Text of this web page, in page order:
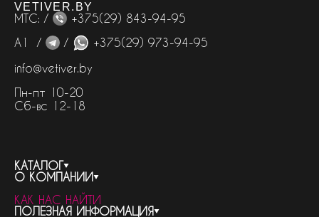
VETIVER.BY
МТС: /
+375(29) 843-94-95
А1 /
/
+375(29) 973-94-95
info@vetiver.by
Пн-пт 10-20
Сб-вс 12-18
КАТАЛОГ
весь каталог
бренды
О КОМПАНИИ
контакты
КАК НАС НАЙТИ
ПОЛЕЗНАЯ ИНФОРМАЦИЯ